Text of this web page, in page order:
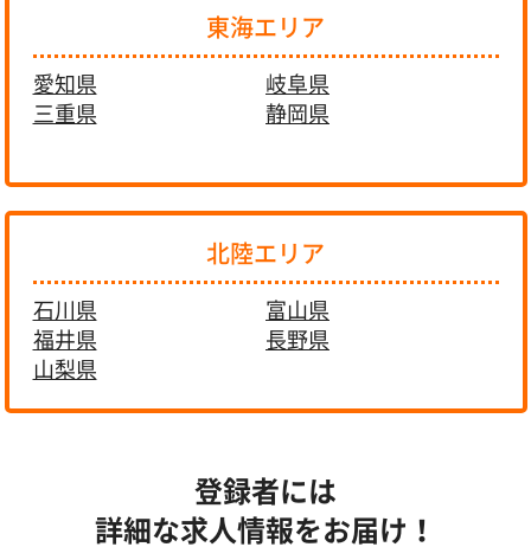
東海エリア
愛知県
岐阜県
三重県
静岡県
北陸エリア
石川県
富山県
福井県
長野県
山梨県
登録者には
詳細な求人情報をお届け！